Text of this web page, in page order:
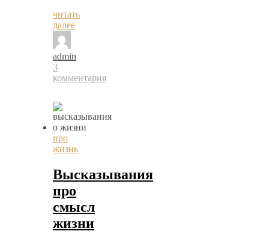
читать
далее
admin
3
комментария
про
жизнь
Высказывания
про
смысл
жизни